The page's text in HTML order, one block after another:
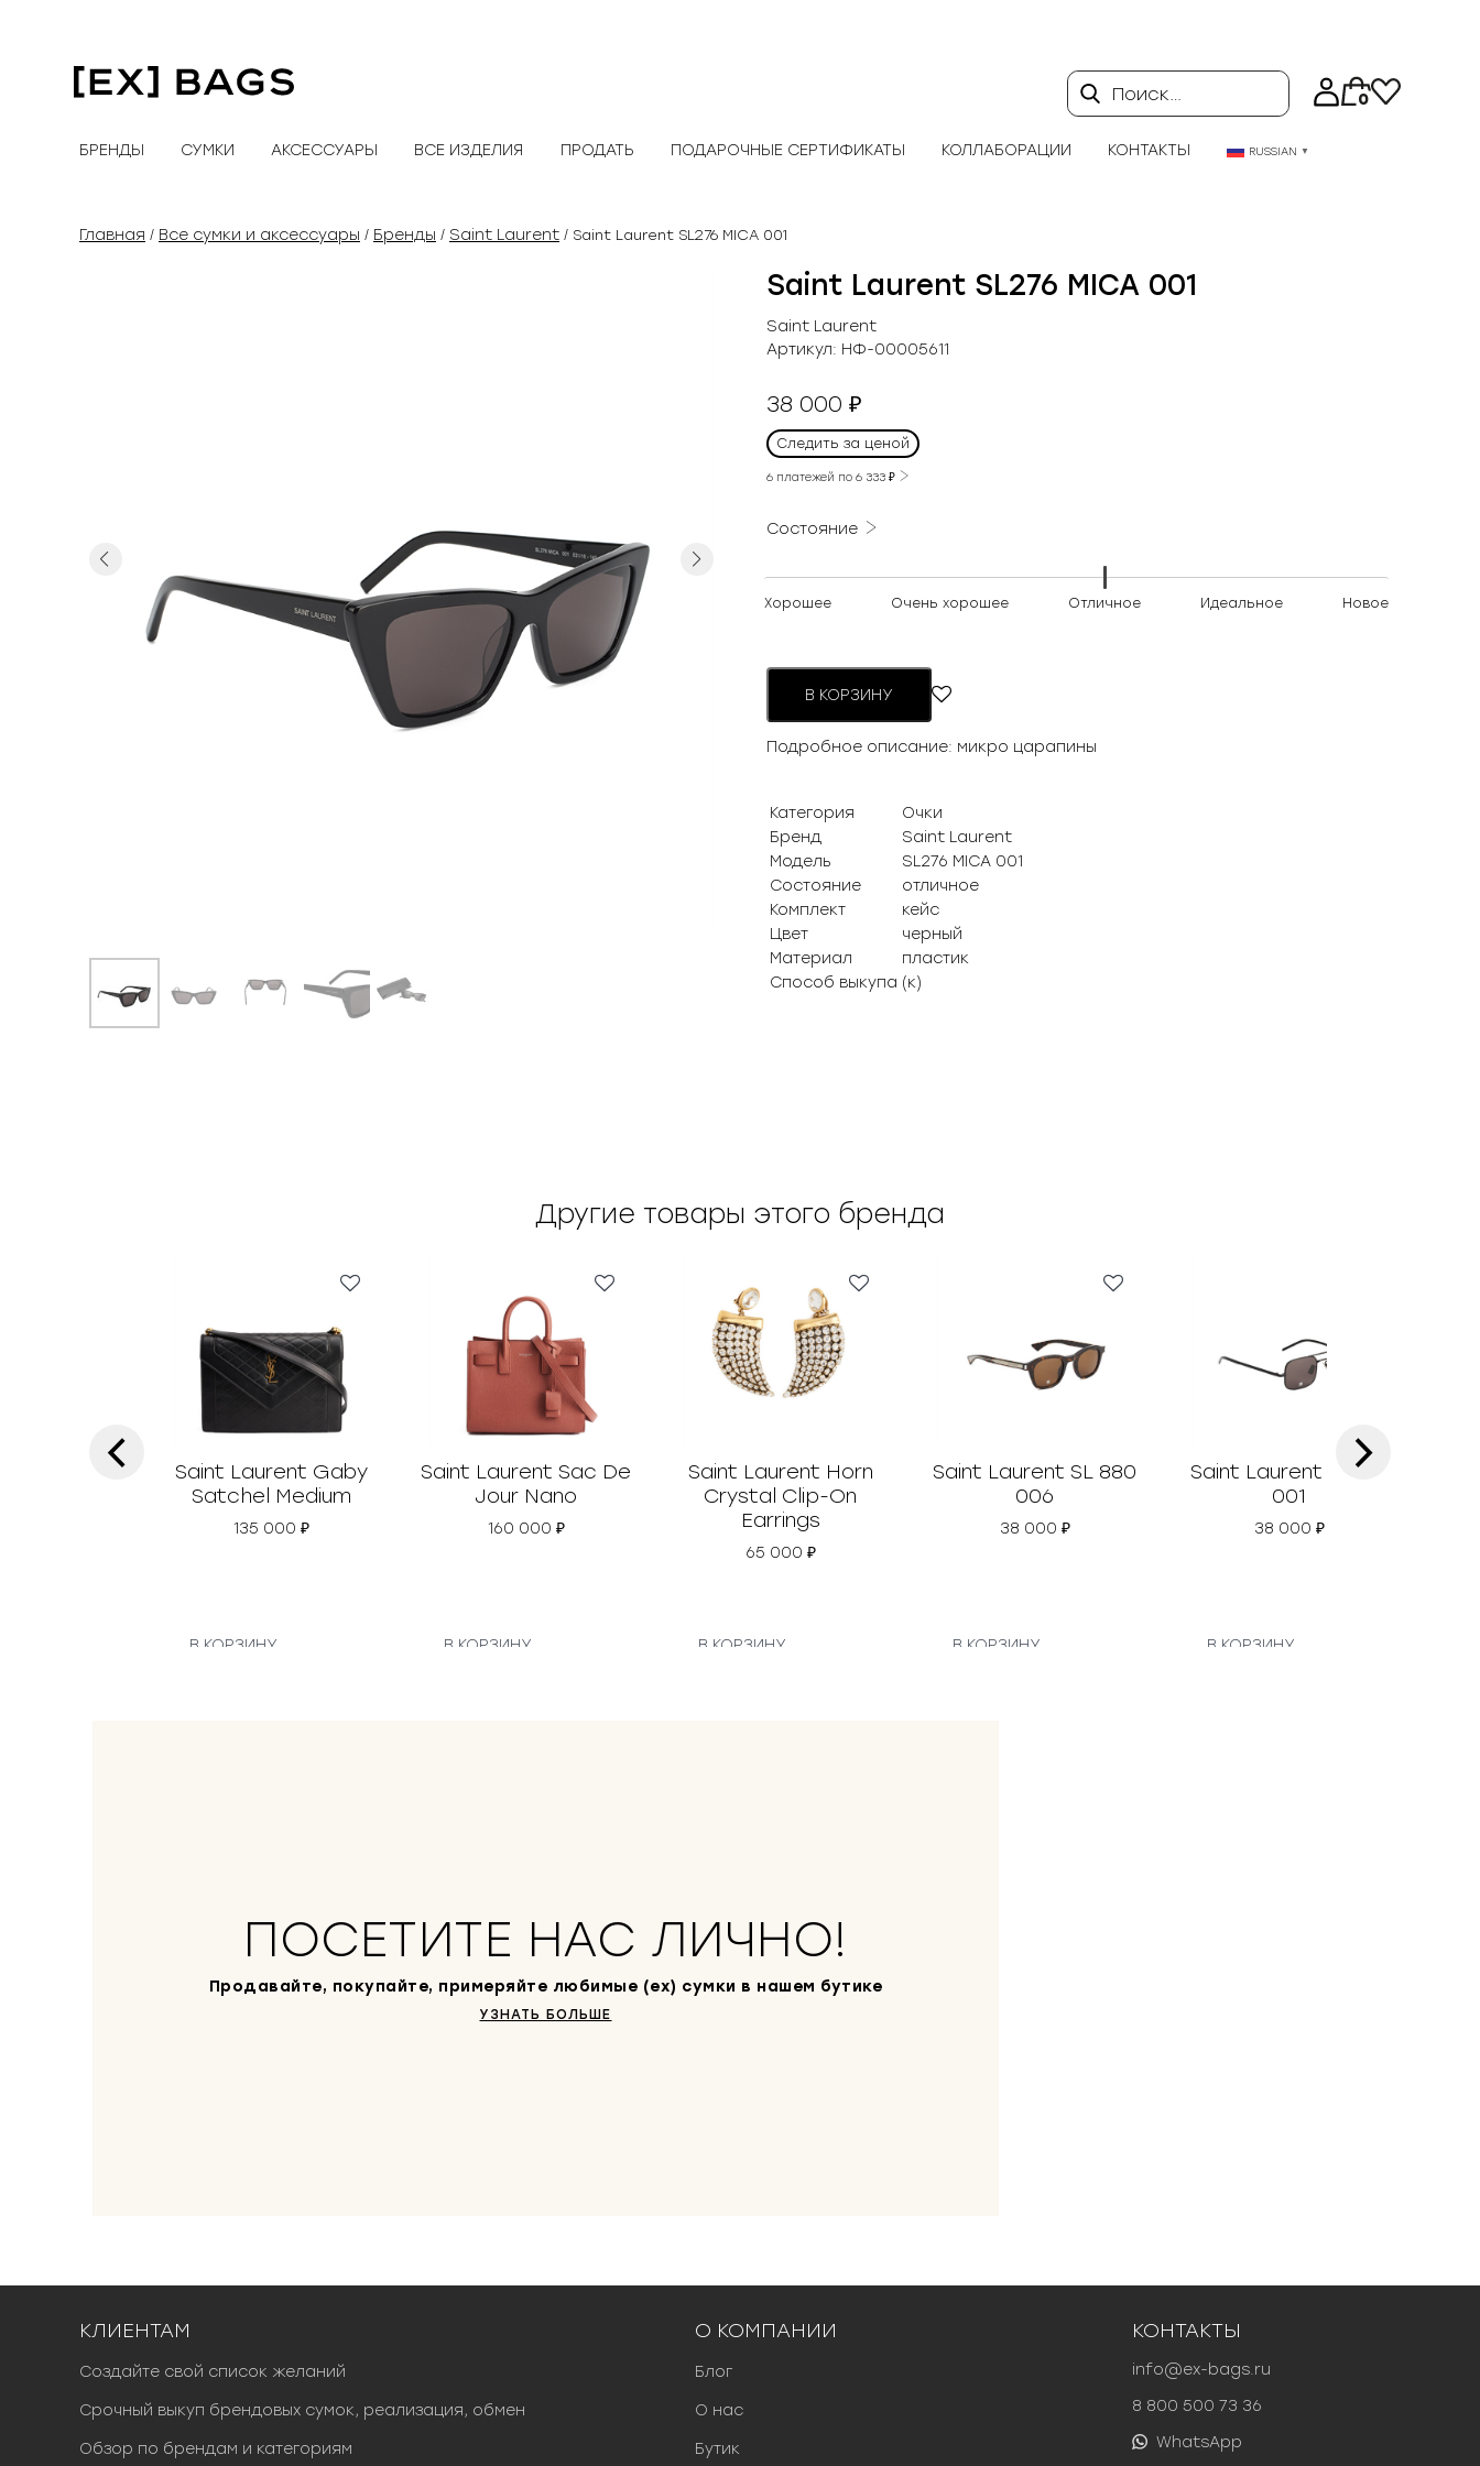
содержимому
Поиск… 0
БРЕНДЫ СУМКИ АКСЕССУАРЫ ВСЕ ИЗДЕЛИЯ ПРОДАТЬ ПОДАРОЧНЫЕ СЕРТИФИКАТЫ КОЛЛАБОРАЦИИ КОНТАКТЫ RUSSIAN ▼
Главная / Все сумки и аксессуары / Бренды / Saint Laurent / Saint Laurent SL276 MICA 001
Previous Next
Saint Laurent SL276 MICA 001
Saint Laurent
Артикул: НФ-00005611
38 000 ₽
Следить за ценой
6 платежей по 6 333 ₽
Состояние
Хорошее Очень хорошее Отличное Идеальное Новое
В КОРЗИНУ
Подробное описание: микро царапины
Категория
Очки
Бренд
Saint Laurent
Модель
SL276 MICA 001
Состояние
отличное
Комплект
кейс
Цвет
черный
Материал
пластик
Способ выкупа (к)
Другие товары этого бренда
Saint Laurent Gaby
Satchel Medium
135 000₽
В КОРЗИНУ
Saint Laurent Sac De
Jour Nano
160 000 ₽
В КОРЗИНУ
Saint Laurent Horn
Crystal Clip-On
Earrings
65 000 ₽
В КОРЗИНУ
Saint Laurent SL 880
006
38 000 ₽
В КОРЗИНУ
Saint Laurent SL 331
001
38 000 ₽
В КОРЗИНУ
‹ ›
ПОСЕТИТЕ НАС ЛИЧНО!
Продавайте, покупайте, примеряйте любимые (ex) сумки в нашем бутике
УЗНАТЬ БОЛЬШЕ
КЛИЕНТАМ
Создайте свой список желаний
Срочный выкуп брендовых сумок, реализация, обмен
Обзор по брендам и категориям
О КОМПАНИИ
Блог
О нас
Бутик
КОНТАКТЫ
info@ex-bags.ru
8 800 500 73 36
WhatsApp